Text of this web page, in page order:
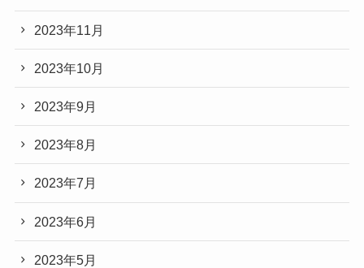
2023年11月
2023年10月
2023年9月
2023年8月
2023年7月
2023年6月
2023年5月